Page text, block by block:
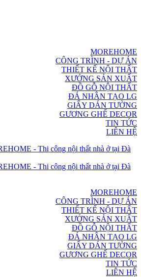
MOREHOME
CÔNG TRÌNH - DỰ ÁN
THIẾT KẾ NỘI THẤT
XƯỞNG SẢN XUẤT
ĐỒ GỖ NỘI THẤT
ĐÁ NHÂN TẠO LG
GIẤY DÁN TƯỜNG
GƯƠNG GHẾ DECOR
TIN TỨC
LIÊN HỆ
MOREHOME
CÔNG TRÌNH - DỰ ÁN
THIẾT KẾ NỘI THẤT
XƯỞNG SẢN XUẤT
ĐỒ GỖ NỘI THẤT
ĐÁ NHÂN TẠO LG
GIẤY DÁN TƯỜNG
GƯƠNG GHẾ DECOR
TIN TỨC
LIÊN HỆ